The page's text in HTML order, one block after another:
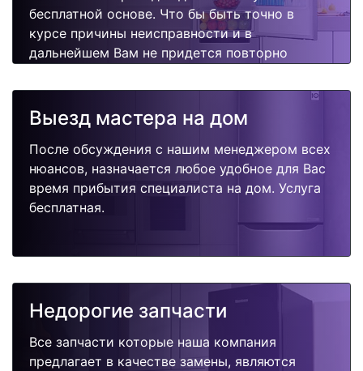
бесплатной основе. Что бы быть точно в
курсе причины неисправности и в
дальнейшем Вам не придется повторно
поломок.
Выезд мастера на дом
После обсуждения с нашим менеджером всех
нюансов, назначается любое удобное для Вас
время прибытия специалиста на дом. Услуга
бесплатная.
Недорогие запчасти
Все запчасти которые наша компания
предлагает в качестве замены, являются